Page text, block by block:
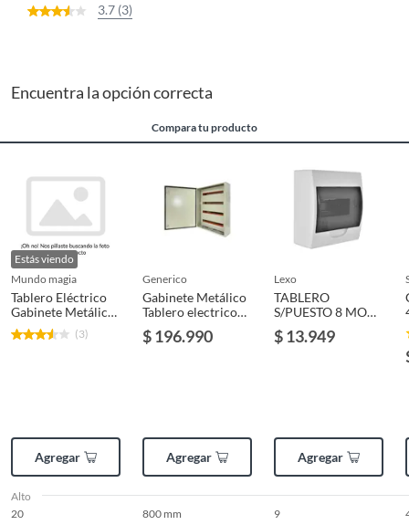
3.7 (3)
Encuentra la opción correcta
Compara tu producto
Estás viendo
mundo magia
Tablero Eléctrico
Gabinete Metálico
500x400x200mm
Ip65
(3)
Agregar
generico
Gabinete Metálico
Tablero electrico
800x600x200 de 1
puerta con Chasis
$ 196.990
Agregar
lexo
TABLERO
S/PUESTO 8 MOD
SN23174
$ 13.949
Agregar
Alto
20
800 mm 9